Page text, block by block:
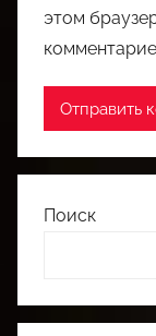
этом
Поиск